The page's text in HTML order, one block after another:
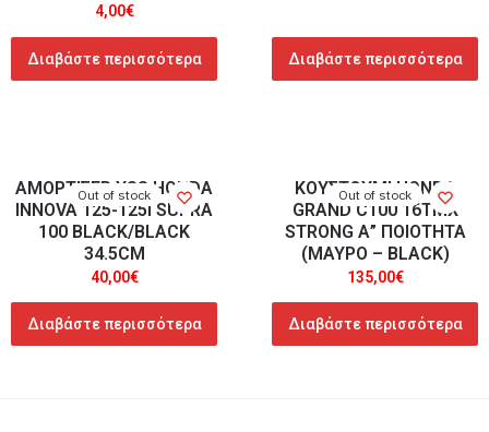
4,00€
Διαβάστε περισσότερα Διαβάστε περισσότερα
Out of stock
ΑΜΟΡΤΙΣΕΡ YSS HONDA
INNOVA 125-125i SUPRA
100 BLACK/BLACK
34.5CM
40,00€
Διαβάστε περισσότερα
Out of stock
ΚΟΥΣΤΟΥΜΙ HONDA
GRAND C100 16TMX
STRONG Α” ΠΟΙΟΤΗΤΑ
(ΜΑΥΡΟ – BLACK)
135,00€
Διαβάστε περισσότερα